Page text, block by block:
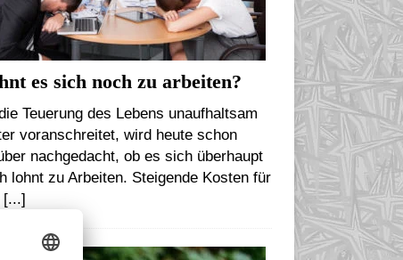
es sich noch zu arbeiten?
Teuerung des Lebens unaufhaltsam
voranschreitet, wird heute schon
nachgedacht, ob es sich überhaupt
lohnt zu Arbeiten. Steigende Kosten für
[...]